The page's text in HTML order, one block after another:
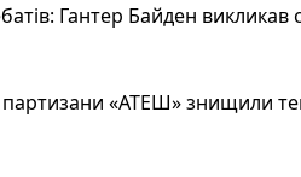
Гантер Байден
«АТЕШ» знищили